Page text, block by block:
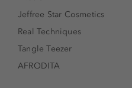
Jeffree Star Cosmetics
Real Techniques
Tangle Teezer
AFRODITA